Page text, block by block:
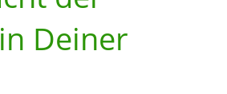
Deiner